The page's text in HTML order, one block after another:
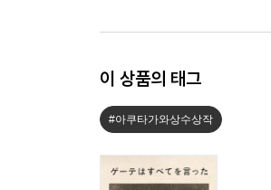
이 상품의 태그
#아쿠타가와상수상작